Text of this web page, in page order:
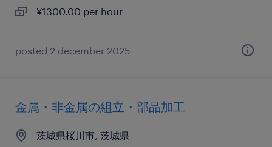
¥1300.00 per hour
posted 2 december 2025
金属・非金属の組立・部品加工
茨城県桜川市, 茨城県